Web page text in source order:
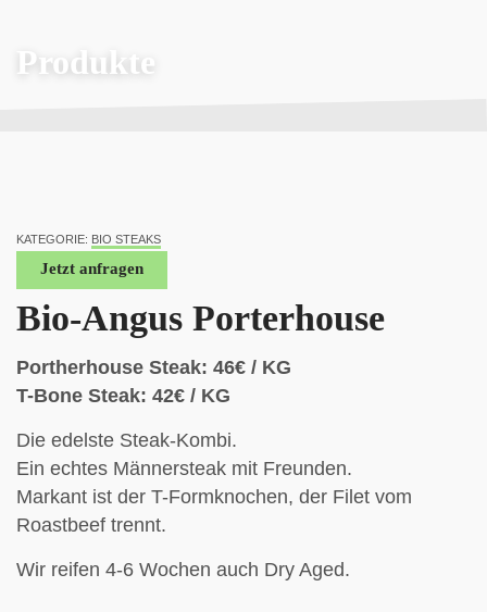
Produkte
KATEGORIE: BIO STEAKS
Jetzt anfragen
Bio-Angus Porterhouse
Portherhouse Steak: 46€ / KG
T-Bone Steak: 42€ / KG
Die edelste Steak-Kombi.
Ein echtes Männersteak mit Freunden.
Markant ist der T-Formknochen, der Filet vom
Roastbeef trennt.
Wir reifen 4-6 Wochen auch Dry Aged.